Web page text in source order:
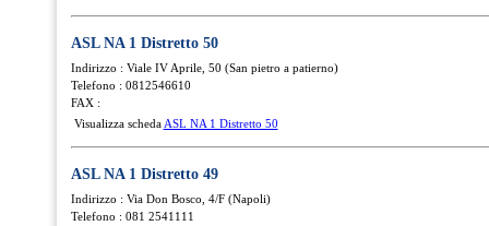
ASL NA 1 Distretto 50
Indirizzo : Viale IV Aprile, 50 (San pietro a patierno)
Telefono : 0812546610
FAX :
Visualizza scheda ASL NA 1 Distretto 50
ASL NA 1 Distretto 49
Indirizzo : Via Don Bosco, 4/F (Napoli)
Telefono : 081 2541111